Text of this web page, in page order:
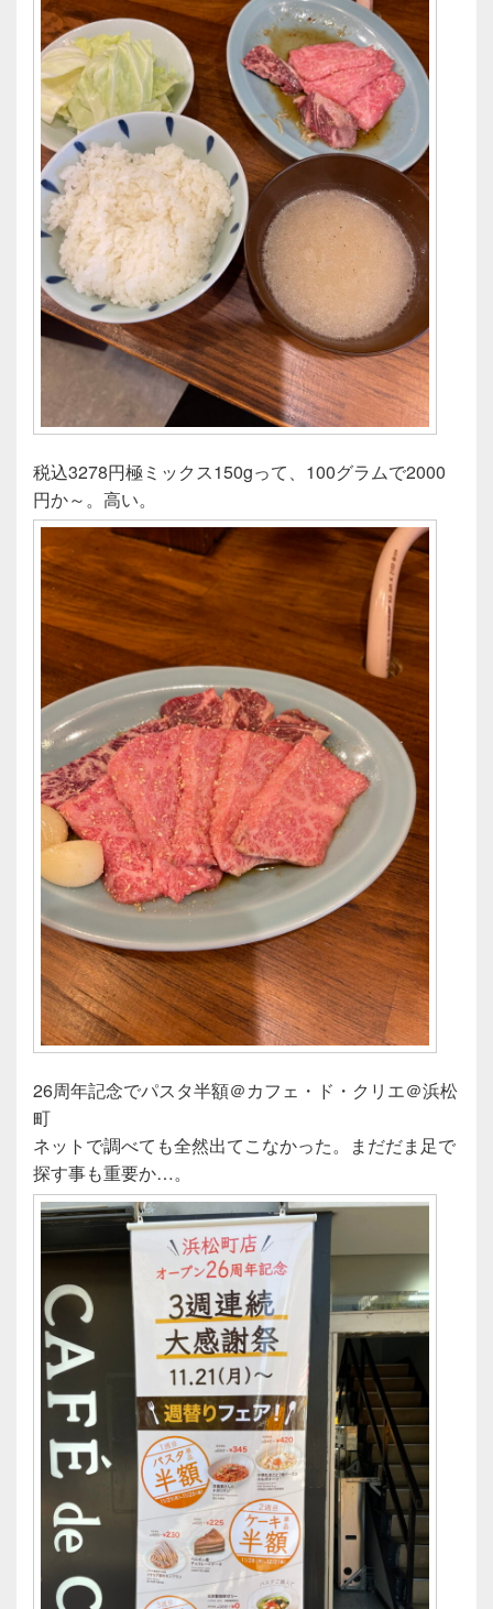
税込3278円極ミックス150gって、100グラムで2000
円か～。高い。
26周年記念でパスタ半額＠カフェ・ド・クリエ＠浜松
町
ネットで調べても全然出てこなかった。まだだま足で
探す事も重要か…。